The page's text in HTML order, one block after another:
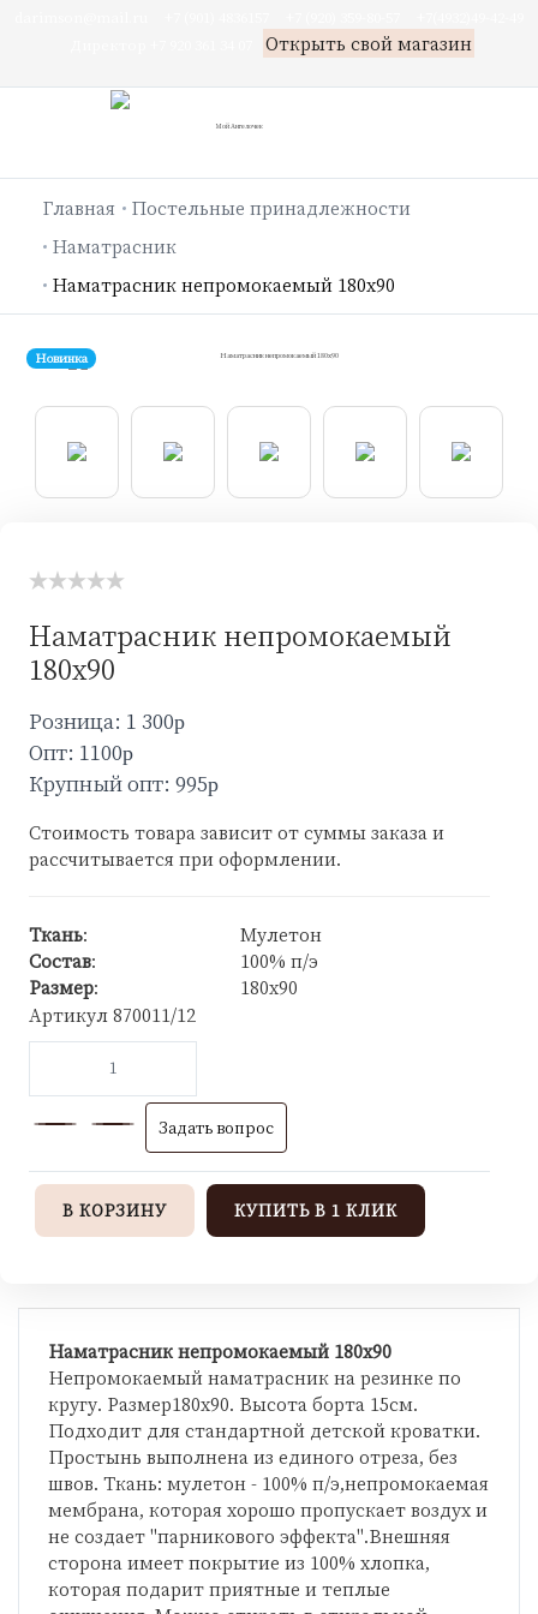
Открыть свой магазин
Главная
Постельные принадлежности
Наматрасник
Наматрасник непромокаемый 180х90
Новинка
Наматрасник непромокаемый
180х90
Розница: 1 300p
Опт: 1100p
Крупный опт: 995p
Стоимость товара зависит от суммы заказа и
рассчитывается при оформлении.
Ткань:
Мулетон
Состав:
100% п/э
Размер:
180х90
Артикул 870011/12
Задать вопрос
В КОРЗИНУ КУПИТЬ В 1 КЛИК
Наматрасник непромокаемый 180х90
Непромокаемый наматрасник на резинке по
кругу. Размер180х90. Высота борта 15см.
Подходит для стандартной детской кроватки.
Простынь выполнена из единого отреза, без
швов. Ткань: мулетон - 100% п/э,непромокаемая
мембрана, которая хорошо пропускает воздух и
не создает "парникового эффекта".Внешняя
сторона имеет покрытие из 100% хлопка,
которая подарит приятные и теплые